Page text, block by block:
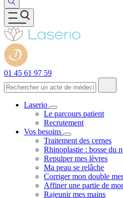
01 45 61 97 59
Laserio
Le parcours patient
Recrutement
Vos besoins
Traitement des cernes
Rhinoplastie : bosse du
Repulper mes lèvres
Ma peau se relâche
Corriger mon double
Affiner une partie de
Rajeunir mes mains